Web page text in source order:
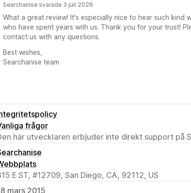
Searchanise svarade 3 juli 2026
What a great review! It's especially nice to hear such kind
who have spent years with us. Thank you for your trust!
contact us with any questions.
Best wishes,
Searchanise team
frågor
här utvecklaren erbjuder inte direkt support på
E ST, #12709, San Diego, CA, 92112, US
mars 2015